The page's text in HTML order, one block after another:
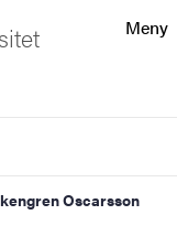
Meny
Oscarsson